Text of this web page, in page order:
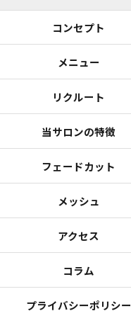
コンセプト
メニュー
リクルート
当サロンの特徴
フェードカット
メッシュ
アクセス
コラム
プライバシーポリシー